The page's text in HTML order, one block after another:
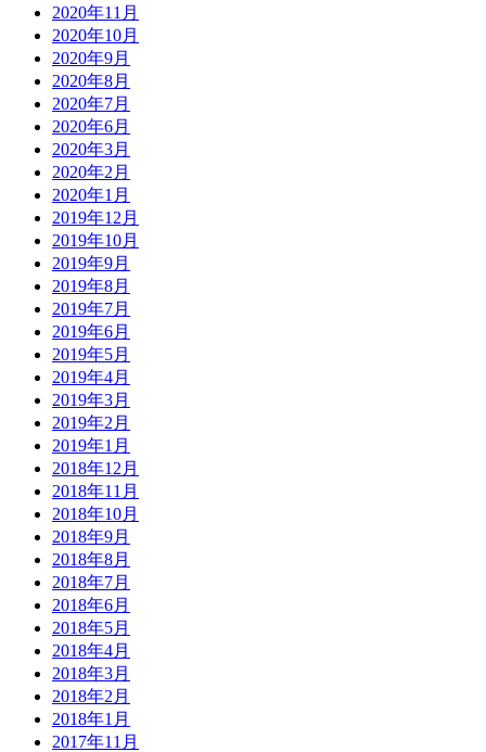
2020年11月
2020年10月
2020年9月
2020年8月
2020年7月
2020年6月
2020年3月
2020年2月
2020年1月
2019年12月
2019年10月
2019年9月
2019年8月
2019年7月
2019年6月
2019年5月
2019年4月
2019年3月
2019年2月
2019年1月
2018年12月
2018年11月
2018年10月
2018年9月
2018年8月
2018年7月
2018年6月
2018年5月
2018年4月
2018年3月
2018年2月
2018年1月
2017年11月